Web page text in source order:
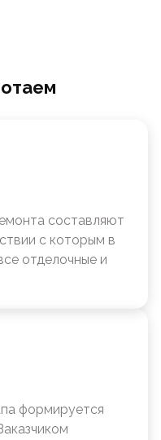
составляют
с которым в
отделочные и
формируется